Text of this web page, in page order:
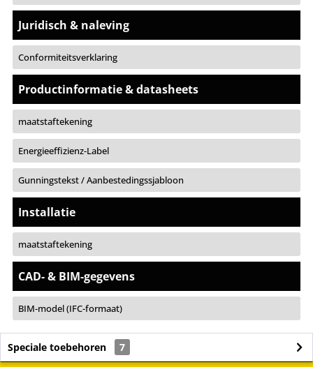
Juridisch & naleving
Conformiteitsverklaring
Productinformatie & datasheets
maatstaftekening
Energieeffizienz-Label
Gunningstekst / Aanbestedingssjabloon
Installatie
maatstaftekening
CAD- & BIM-gegevens
BIM-model (IFC-formaat)
Speciale toebehoren 7